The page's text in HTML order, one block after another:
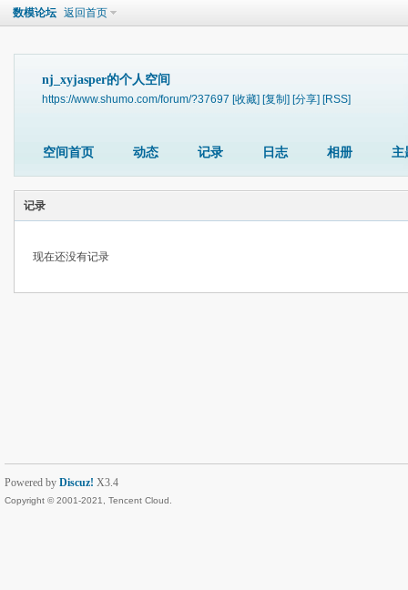
数模论坛 返回首页
nj_xyjasper的个人空间
https://www.shumo.com/forum/?37697 [收藏] [复制] [分享] [RSS]
空间首页 动态 记录 日志 相册 主
记录
现在还没有记录
Powered by Discuz! X3.4
Copyright © 2001-2021, Tencent Cloud.